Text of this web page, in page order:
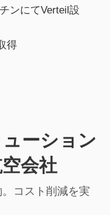
ンにてVerteil設
得
ーション
会社
コスト削減を実